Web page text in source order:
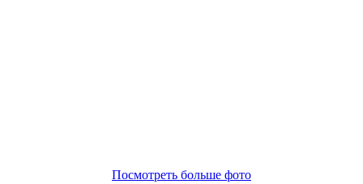
Посмотреть больше фото